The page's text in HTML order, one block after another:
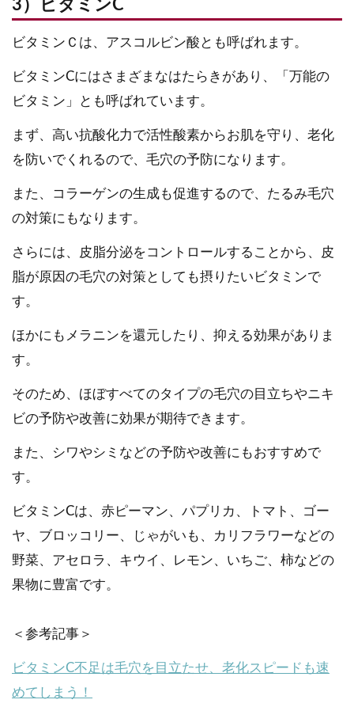
3）ビタミンC
ビタミンＣは、アスコルビン酸とも呼ばれます。
ビタミンCにはさまざまなはたらきがあり、「万能の
ビタミン」とも呼ばれています。
まず、高い抗酸化力で活性酸素からお肌を守り、老化
を防いでくれるので、毛穴の予防になります。
また、コラーゲンの生成も促進するので、たるみ毛穴
の対策にもなります。
さらには、皮脂分泌をコントロールすることから、皮
脂が原因の毛穴の対策としても摂りたいビタミンで
す。
ほかにもメラニンを還元したり、抑える効果がありま
す。
そのため、ほぼすべてのタイプの毛穴の目立ちやニキ
ビの予防や改善に効果が期待できます。
また、シワやシミなどの予防や改善にもおすすめで
す。
ビタミンCは、赤ピーマン、パプリカ、トマト、ゴー
ヤ、ブロッコリー、じゃがいも、カリフラワーなどの
野菜、アセロラ、キウイ、レモン、いちご、柿などの
果物に豊富です。
＜参考記事＞
ビタミンC不足は毛穴を目立たせ、老化スピードも速
めてしまう！